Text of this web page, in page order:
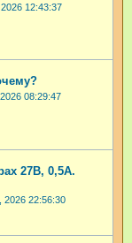
12:43:37
08:29:47
27В, 0,5А.
2026 22:56:30